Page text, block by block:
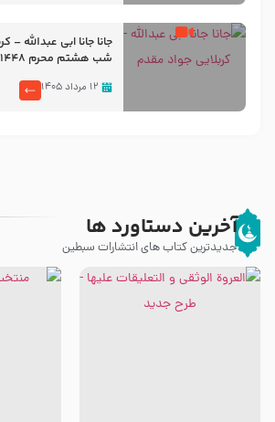
جانا جانا ابی عبدالله
۱۲ مرداد ۱۴۰۵
آخرین دستاورد ها
جدیدترین کتاب های انتشارات سبطین